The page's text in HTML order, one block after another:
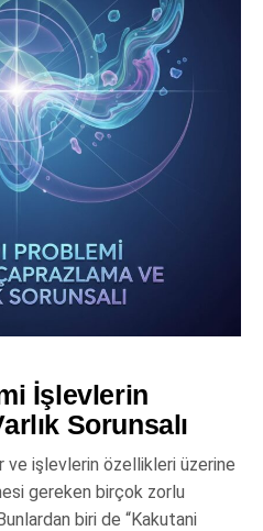
İşlevlerin
Sorunsalı
ve işlevlerin özellikleri üzerine
gereken birçok zorlu
biri de “Kakutani